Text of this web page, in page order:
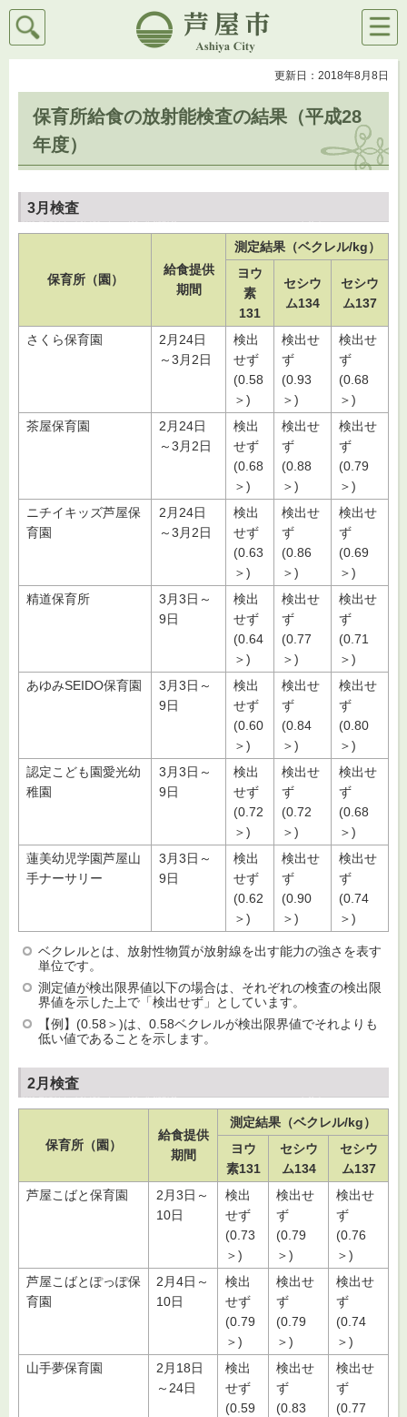
芦屋市
検索
メニ
ュー
更新日：2018年8月8日
保育所給食の放射能検査の結果（平成28
年度）
3月検査
保育所（園）
給食提供
期間
測定結果（ベクレル/kg）
ヨウ
素
131
セシウ
ム134
セシウ
ム137
さくら保育園
2月24日
～3月2日
検出
せず
(0.58
＞)
検出せ
ず
(0.93
＞)
検出せ
ず
(0.68
＞)
茶屋保育園
2月24日
～3月2日
検出
せず
(0.68
＞)
検出せ
ず
(0.88
＞)
検出せ
ず
(0.79
＞)
ニチイキッズ芦屋保
育園
2月24日
～3月2日
検出
せず
(0.63
＞)
検出せ
ず
(0.86
＞)
検出せ
ず
(0.69
＞)
精道保育所
3月3日～
9日
検出
せず
(0.64
＞)
検出せ
ず
(0.77
＞)
検出せ
ず
(0.71
＞)
あゆみSEIDO保育園
3月3日～
9日
検出
せず
(0.60
＞)
検出せ
ず
(0.84
＞)
検出せ
ず
(0.80
＞)
認定こども園愛光幼
稚園
3月3日～
9日
検出
せず
(0.72
＞)
検出せ
ず
(0.72
＞)
検出せ
ず
(0.68
＞)
蓮美幼児学園芦屋山
手ナーサリー
3月3日～
9日
検出
せず
(0.62
＞)
検出せ
ず
(0.90
＞)
検出せ
ず
(0.74
＞)
ベクレルとは、放射性物質が放射線を出す能力の強さを表す
単位です。
測定値が検出限界値以下の場合は、それぞれの検査の検出限
界値を示した上で「検出せず」としています。
【例】(0.58＞)は、0.58ベクレルが検出限界値でそれよりも
低い値であることを示します。
2月検査
保育所（園）
給食提供
期間
測定結果（ベクレル/kg）
ヨウ
素131
セシウ
ム134
セシウ
ム137
芦屋こばと保育園
2月3日～
10日
検出
せず
(0.73
＞)
検出せ
ず
(0.79
＞)
検出せ
ず
(0.76
＞)
芦屋こばとぽっぽ保
育園
2月4日～
10日
検出
せず
(0.79
＞)
検出せ
ず
(0.79
＞)
検出せ
ず
(0.74
＞)
山手夢保育園
2月18日
～24日
検出
せず
(0.59
検出せ
ず
(0.83
検出せ
ず
(0.77